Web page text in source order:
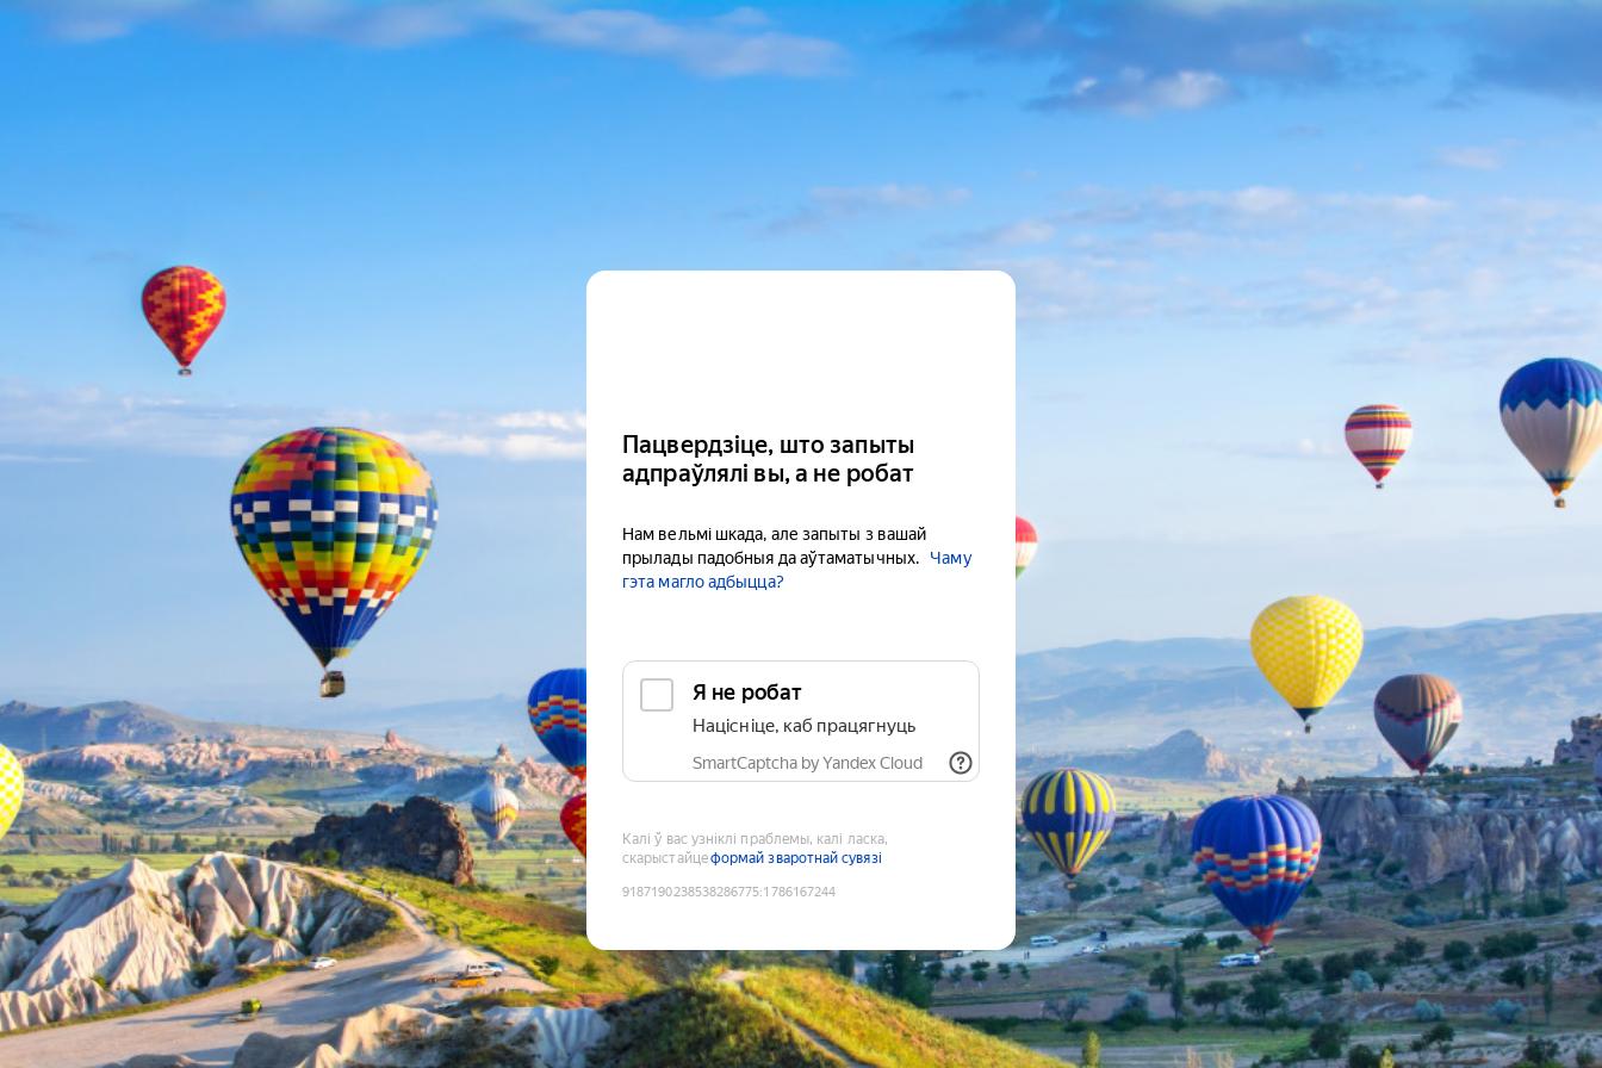
Пацвердзіце, што запыты
адпраўлялі вы, а не робат
Нам вельмі шкада, але запыты з вашай
прылады падобныя да аўтаматычных.
Чаму
гэта магло адбыцца?
Я не робат
Націсніце, каб працягнуць
SmartCaptcha by Yandex Cloud
Калі ў вас узніклі праблемы, калі ласка,
скарыстайцеформай зваротнай сувязі
9187190238538286775:1786167244